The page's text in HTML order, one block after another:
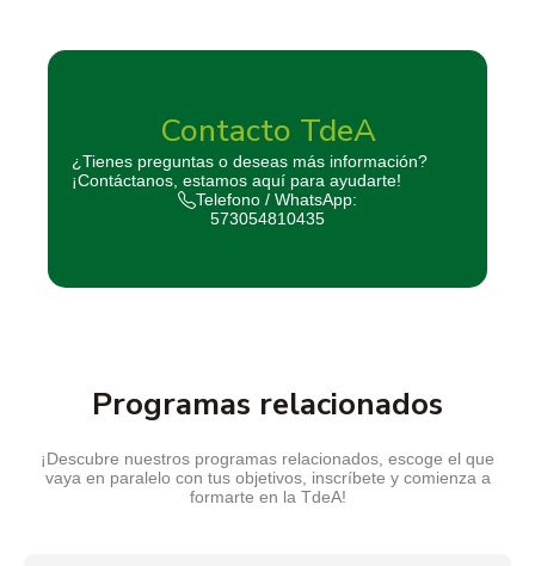
Contacto TdeA
¿Tienes preguntas o deseas más información?
¡Contáctanos, estamos aquí para ayudarte!
Telefono / WhatsApp:
573054810435
Programas relacionados
¡Descubre nuestros programas relacionados, escoge el que
vaya en paralelo con tus objetivos, inscríbete y comienza a
formarte en la TdeA!